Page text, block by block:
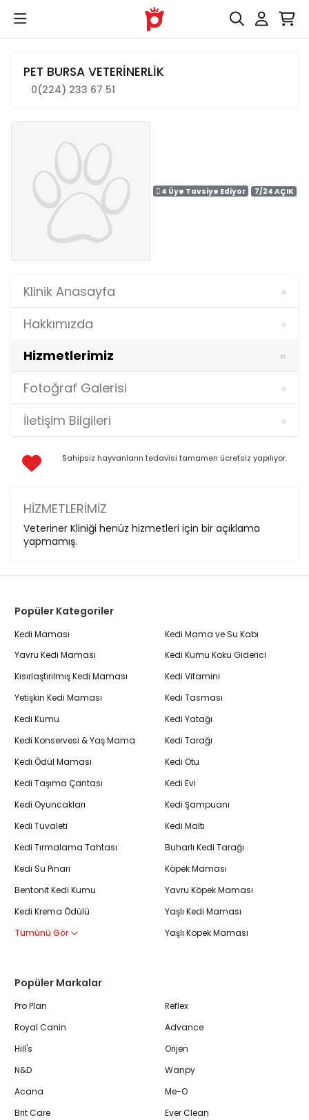
PET BURSA VETERİNERLİK
0(224) 233 67 51
4 Üye Tavsiye Ediyor 7/24 AÇIK
Klinik Anasayfa
Hakkımızda
Hizmetlerimiz
Fotoğraf Galerisi
İletişim Bilgileri
Sahipsiz hayvanların tedavisi tamamen ücretsiz yapılıyor.
HIZMETLERIMIZ
Veteriner Kliniği henüz hizmetleri için bir açıklama
yapmamış.
Popüler Kategoriler
Kedi Maması
Yavru Kedi Maması
Kısırlaştırılmış Kedi Maması
Yetişkin Kedi Maması
Kedi Kumu
Kedi Konservesi & Yaş Mama
Kedi Ödül Maması
Kedi Taşıma Çantası
Kedi Oyuncakları
Kedi Tuvaleti
Kedi Tırmalama Tahtası
Kedi Su Pınarı
Bentonit Kedi Kumu
Kedi Krema Ödülü
Tümünü Gör
Kedi Mama ve Su Kabı
Kedi Kumu Koku Giderici
Kedi Vitamini
Kedi Tasması
Kedi Yatağı
Kedi Tarağı
Kedi Otu
Kedi Evi
Kedi Şampuanı
Kedi Maltı
Buharlı Kedi Tarağı
Köpek Maması
Yavru Köpek Maması
Yaşlı Kedi Maması
Yaşlı Köpek Maması
Popüler Markalar
Pro Plan
Royal Canin
Hill's
N&D
Acana
Brit Care
Reflex
Advance
Orijen
Wanpy
Me-O
Ever Clean